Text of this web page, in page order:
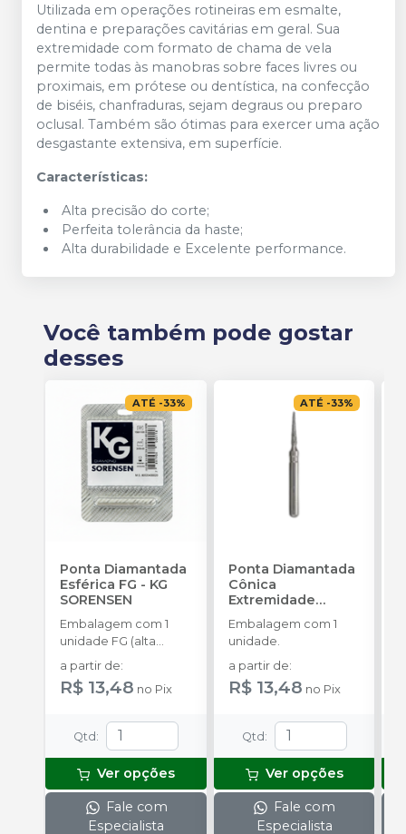
Utilizada em operações rotineiras em esmalte,
dentina e preparações cavitárias em geral. Sua
extremidade com formato de chama de vela
permite todas às manobras sobre faces livres ou
proximais, em prótese ou dentística, na confecção
de biséis, chanfraduras, sejam degraus ou preparo
oclusal. Também são ótimas para exercer uma ação
desgastante extensiva, em superfície.
Características:
Alta precisão do corte;
Perfeita tolerância da haste;
Alta durabilidade e Excelente performance.
Você também pode gostar
desses
ATÉ -33%
Ponta Diamantada
Esférica FG - KG
SORENSEN
Embalagem com 1
unidade FG (alta
rotação).
a partir de:
R$ 13,48 no Pix
Qtd :
Ver opções
Fale com
Especialista
ATÉ -33%
Ponta Diamantada
Cônica
Extremidade
Arredondada FG
KG SORENSEN
Embalagem com 1
unidade.
a partir de:
R$ 13,48 no Pix
Qtd :
Ver opções
Fale com
Especialista